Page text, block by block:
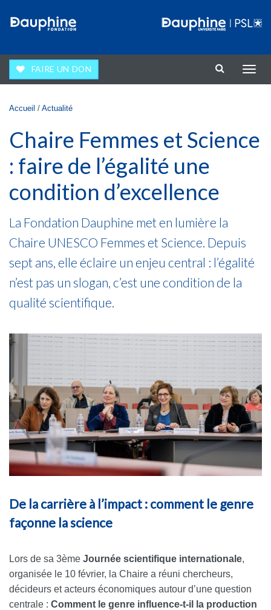
FAIRE UN DON
la
Vous êtes ici
Accueil / Actualité
Chaire Femmes et Science
: faire de l’égalité une
condition d’excellence
La Fondation Dauphine met en lumière la
Chaire UNESCO Femmes et Science. Depuis
sept ans, elle éclaire un enjeu central : l’égalité
n’est pas un slogan, c’est une condition de la
qualité scientifique.
De la carrière à l’impact : comment le genre
façonne la science
Lors de sa 3ème Journée scientifique internationale,
organisée le 10 février, la Chaire a réuni chercheurs,
décideurs et acteurs économiques autour d’une question
centrale : Comment le genre influence-t-il la production